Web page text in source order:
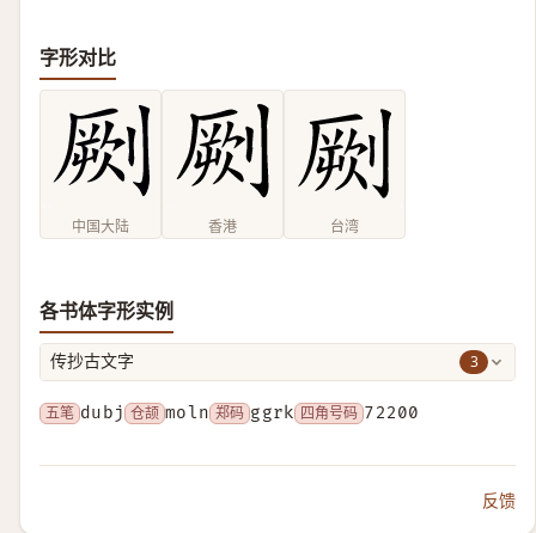
字形对比
中国大陆 香港 台湾
各书体字形实例
传抄古文字 3
五笔 dubj 仓颉 moln 郑码 ggrk 四角号码 72200
反馈